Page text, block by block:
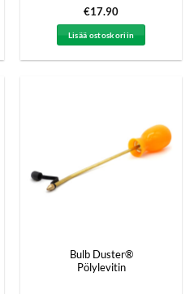
Arvostelu
tuotteesta:5
/ 5
€17.90
Lisää ostoskoriin
Bulb Duster®
Pölylevitin